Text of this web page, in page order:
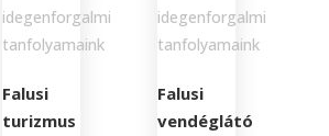
idegenforgalmi
tanfolyamaink
Falusi
turizmus
idegenforgalmi
tanfolyamaink
Falusi
vendéglátó